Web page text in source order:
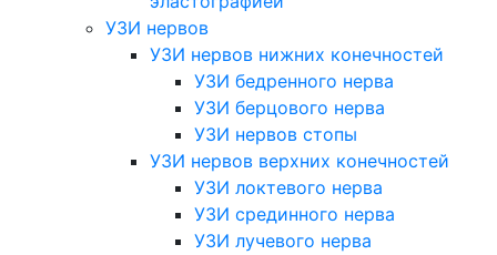
УЗИ нервов
УЗИ нервов нижних конечностей
УЗИ бедренного нерва
УЗИ берцового нерва
УЗИ нервов стопы
УЗИ нервов верхних конечностей
УЗИ локтевого нерва
УЗИ срединного нерва
УЗИ лучевого нерва